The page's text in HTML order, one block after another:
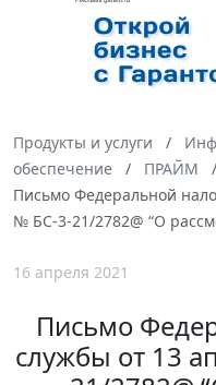
Продукты и услуги
обеспечение
ПРАЙМ
Письмо Федеральной
№ БС-3-21/2782@ “О
16 апреля 2021
Письмо
службы от 13